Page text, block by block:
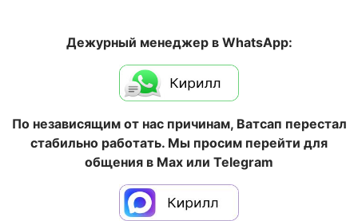
Дежурный менеджер в WhatsApp:
По независящим от нас причинам, Ватсап перестал
стабильно работать. Мы просим перейти для
общения в Max или Telegram